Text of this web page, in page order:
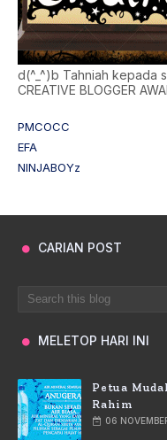
d(^_^)b Tahniah kepada
CREATIVE BLOGGER
PMCOCC
EFA
NINJABOYz
CARIAN POST
MELETOP HARI INI
Petua
Rahim
06